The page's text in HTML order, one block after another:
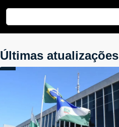
Últimas atualizações